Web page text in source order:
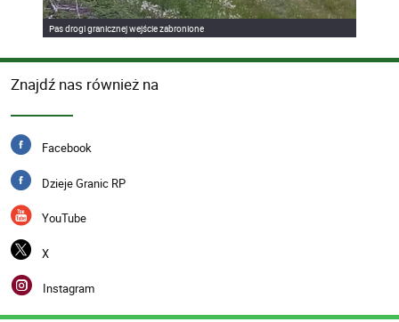
Pas drogi granicznej wejście zabronione
Znajdź nas również na
Facebook
Dzieje Granic RP
YouTube
X
Instagram